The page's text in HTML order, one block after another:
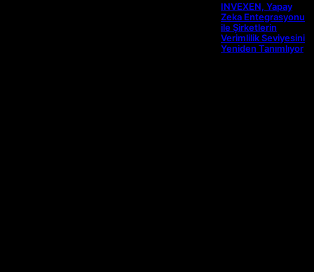
INVEXEN, Yapay
Zeka Entegrasyonu
ile Şirketlerin
Verimlilik Seviyesini
Yeniden Tanımlıyor